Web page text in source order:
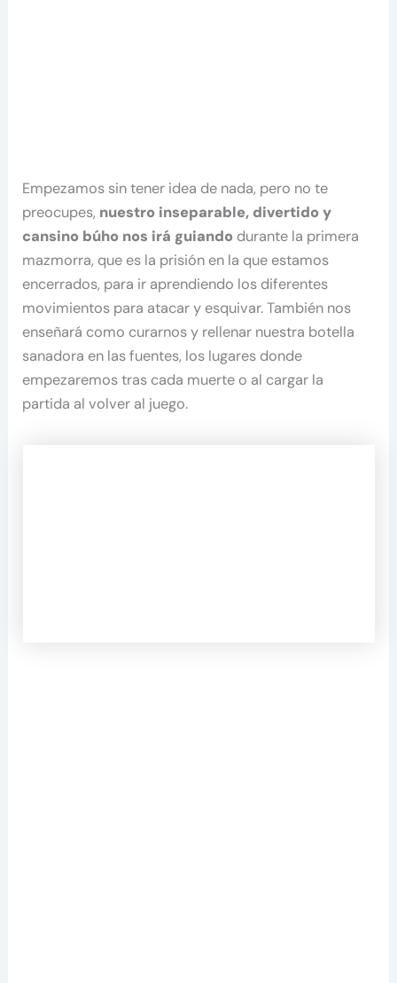
Empezamos sin tener idea de nada, pero no te
preocupes, nuestro inseparable, divertido y
cansino búho nos irá guiando durante la primera
mazmorra, que es la prisión en la que estamos
encerrados, para ir aprendiendo los diferentes
movimientos para atacar y esquivar. También nos
enseñará como curarnos y rellenar nuestra botella
sanadora en las fuentes, los lugares donde
empezaremos tras cada muerte o al cargar la
partida al volver al juego.